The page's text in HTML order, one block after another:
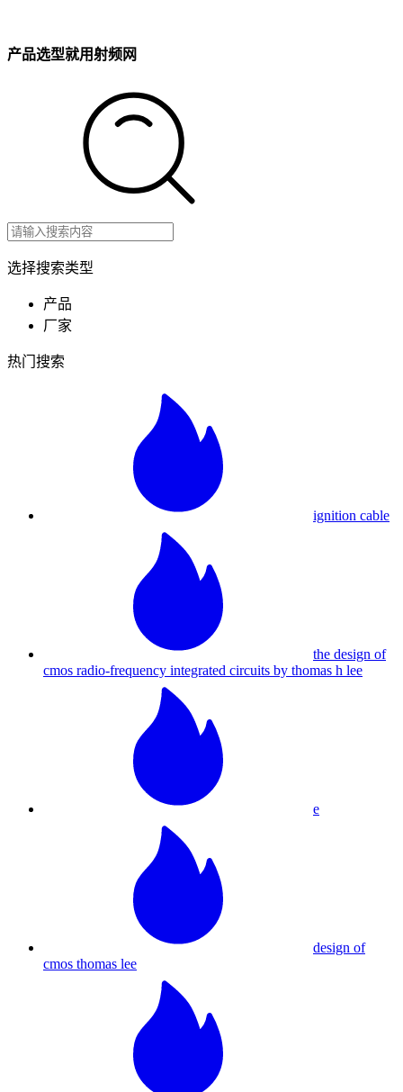
产品选型就用射频网
选择搜索类型
产品
厂家
热门搜索
ignition cable
the design of
cmos radio-frequency integrated circuits by thomas h lee
e
design of
cmos thomas lee